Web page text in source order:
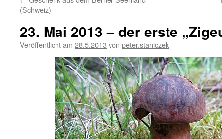
(Schweiz)
23. Mai 2013 – der erste
Veröffentlicht am 28.5.2013 von peter.staniczek